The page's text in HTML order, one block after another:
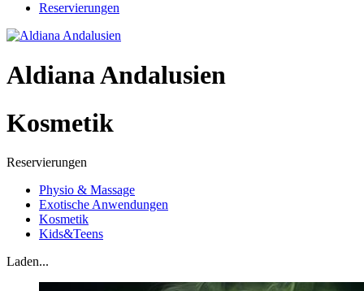
Reservierungen
Aldiana Andalusien
Kosmetik
Reservierungen
Physio & Massage
Exotische Anwendungen
Kosmetik
Kids&Teens
Laden...